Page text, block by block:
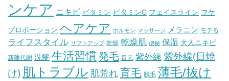
ンケア ニキビ ビタミン ビタミンC フェイスライン フケ
プロポーション ヘアケア ホルモン マッサージ メラニン モテる
ライフスタイル リフトアップ 乾燥 乾燥肌 便秘 保湿 大人ニキビ
新陳代謝 洗髪 生活習慣 発毛 目元 紫外線 紫外線(日焼
け) 肌トラブル 肌荒れ育毛 脱毛 薄毛/抜け